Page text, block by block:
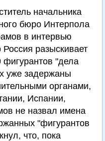
начальника
бюро Интерпола
в интервью
разыскивает
"дела
уже задержаны
органами,
Испании,
не назвал имена
"фигурантов
что, пока